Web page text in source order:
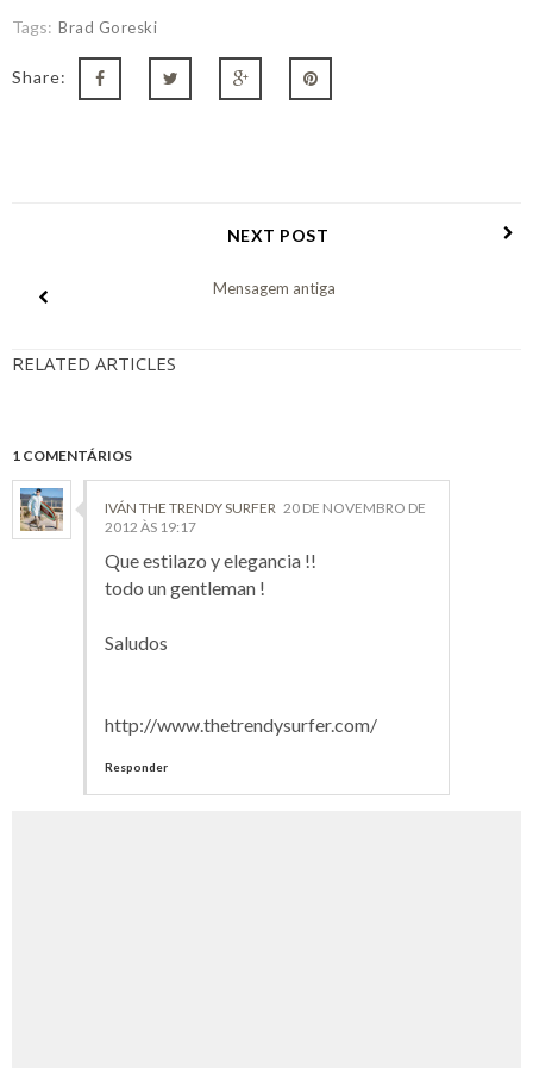
Tags: Brad Goreski
Share:
NEXT POST
Mensagem antiga
RELATED ARTICLES
1 COMENTÁRIOS
IVÁN THE TRENDY SURFER 20 DE NOVEMBRO DE
2012 ÀS 19:17
Que estilazo y elegancia !!
todo un gentleman !
Saludos
http://www.thetrendysurfer.com/
Responder